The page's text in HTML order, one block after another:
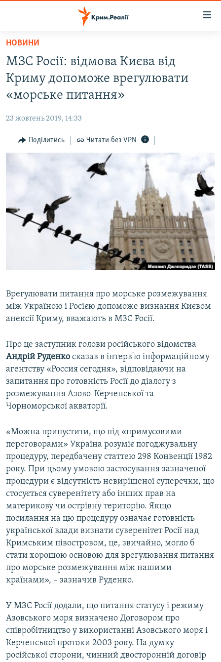
Перейти
основного
матеріалу
Перейти
до
основної
Перейти
до
ВІДЕО ТА ФОТО
БЛОГИ
ПОГЛЯД
СПЕЦПРОЕКТИ
ДЕПОРТАЦІЯ
ВІДЕОУРОКИ «ELIFBE»
УКРАЇНСЬКА ПРОБЛЕМА КРИМУ
ЯК ОБІЙТИ БЛОКУВАННЯ
НОВИНИ
МЗС Росії: відмова Києва від
Криму допоможе врегулювати
«морське питання»
23 жовтень 2019, 14:33
Поділитись Читати без VPN
Врегулювати питання про морське розмежування
між Україною і Росією допоможе визнання Києвом
анексії Криму, вважають в МЗС Росії.
Про це заступник голови російського відомства
Андрій Руденко сказав в інтерв'ю інформаційному
агентству «Россия сегодня», відповідаючи на
запитання про готовність Росії до діалогу з
розмежування Азово-Керченської та
Чорноморської акваторії.
«Можна припустити, що під «примусовими
переговорами» Україна розуміє погоджувальну
процедуру, передбачену статтею 298 Конвенції 1982
року. При цьому умовою застосування зазначеної
процедури є відсутність невирішеної суперечки, що
стосується суверенітету або інших прав на
материкову чи острівну територію. Якщо
посилання на цю процедуру означає готовність
української влади визнати суверенітет Росії над
Кримським півостровом, це, звичайно, могло б
стати хорошою основою для врегулювання питання
про морське розмежування між нашими
країнами», – зазначив Руденко.
У МЗС Росії додали, що питання статусу і режиму
Азовського моря визначено Договором про
співробітництво у використанні Азовського моря і
Керченської протоки 2003 року. На думку
російської сторони, чинний двосторонній договір